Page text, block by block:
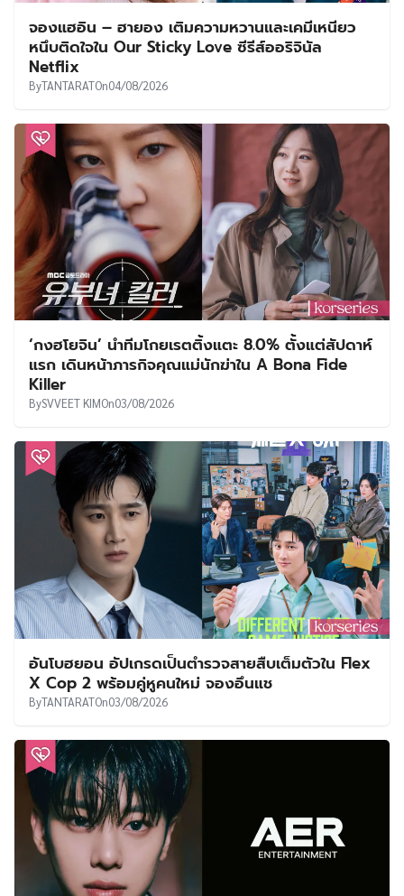
จองแฮอิน – ฮายอง เติมความหวานและเคมีเหนียว
หนึบติดใจใน Our Sticky Love ซีรีส์ออริจินัล
Netflix
ByTANTARATOn04/08/2026
‘กงฮโยจิน’ นำทีมโกยเรตติ้งแตะ 8.0% ตั้งแต่สัปดาห์
แรก เดินหน้าภารกิจคุณแม่นักฆ่าใน A Bona Fide
Killer
BySVVEET KIMOn03/08/2026
อันโบฮยอน อัปเกรดเป็นตำรวจสายสืบเต็มตัวใน Flex
X Cop 2 พร้อมคู่หูคนใหม่ จองอึนแช
ByTANTARATOn03/08/2026